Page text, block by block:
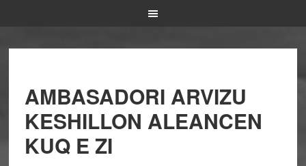
AMBASADORI ARVIZU
KESHILLON ALEANCEN
KUQ E ZI